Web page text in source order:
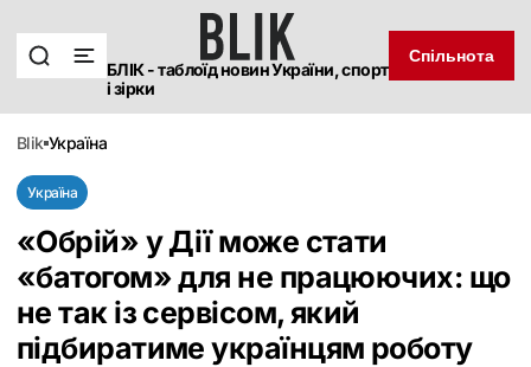
БЛІК - таблоїд новин України, спорт
і зірки
Спільнота
blik україна
Україна
«Обрій» у Дії може стати
«батогом» для не працюючих: що
не так із сервісом, який
підбиратиме українцям роботу